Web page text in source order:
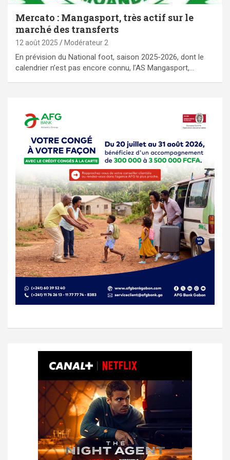
Mercato : Mangasport, très actif sur le
marché des transferts
12 août 2025 Modérateur 2
En prévision du National foot, saison 2025-2026, dont le
calendrier n’est pas encore connu, l’AS Mangasport,…